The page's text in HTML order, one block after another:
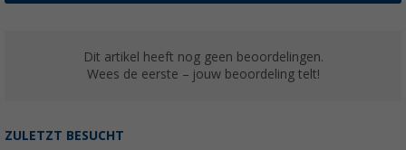
Dit artikel heeft nog geen beoordelingen.
Wees de eerste – jouw beoordeling telt!
ZULETZT BESUCHT